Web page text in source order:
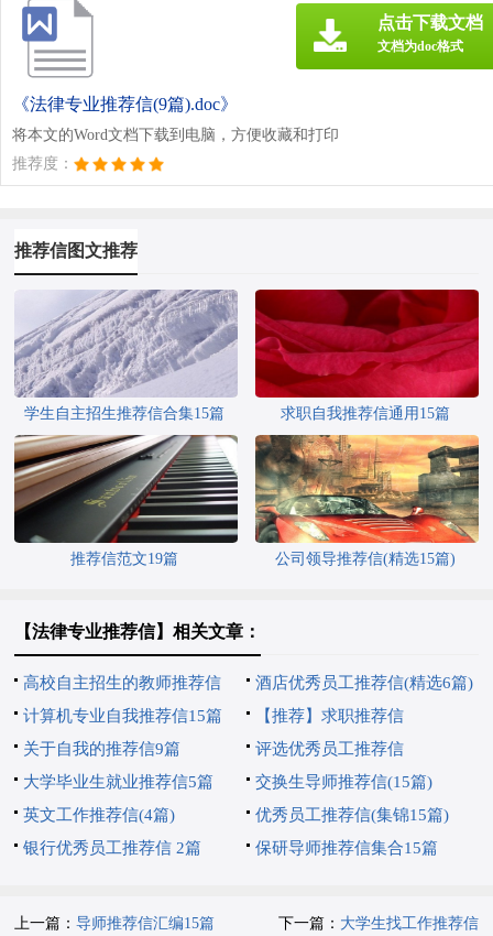
《法律专业推荐信(9篇).doc》
将本文的Word文档下载到电脑，方便收藏和打印
推荐度：
点击下载文档
文档为doc格式
推荐信图文推荐
学生自主招生推荐信合集15篇 求职自我推荐信通用15篇
推荐信范文19篇 公司领导推荐信(精选15篇)
【法律专业推荐信】相关文章：
高校自主招生的教师推荐信
酒店优秀员工推荐信(精选6篇)
计算机专业自我推荐信15篇
【推荐】求职推荐信
关于自我的推荐信9篇
评选优秀员工推荐信
大学毕业生就业推荐信5篇
交换生导师推荐信(15篇)
英文工作推荐信(4篇)
优秀员工推荐信(集锦15篇)
银行优秀员工推荐信 2篇
保研导师推荐信集合15篇
上一篇：导师推荐信汇编15篇 下一篇： 大学生找工作推荐信